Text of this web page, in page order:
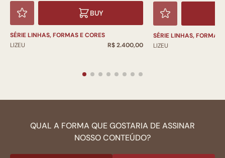
BUY
SÉRIE LINHAS, FORMAS E CORES
LIZEU
R$ 2.400,00
SÉRIE LINHAS, FORMAS
LIZEU
QUAL A FORMA QUE GOSTARIA DE ASSINAR
NOSSO CONTEÚDO?